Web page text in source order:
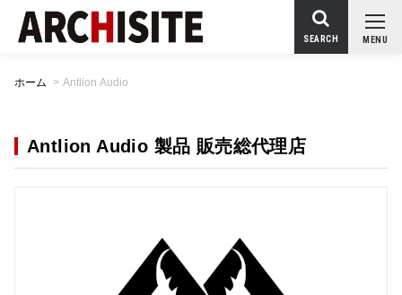
MENU
SEARCH
ホーム > Antlion Audio
Antlion Audio 製品 販売総代理店